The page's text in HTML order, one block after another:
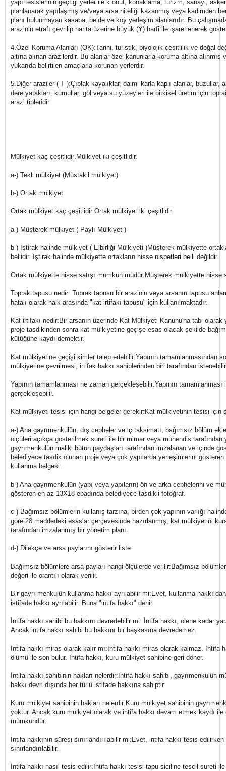
yapı tesislerinin geçtiği yerler ile k onut, konaklama, turizm, sanayi,
planlanarak yapılaşmış ve/veya arsa niteliği kazanmış veya kadimden
planı bulunmayan kasaba, belde ve köy yerleşim alanlarıdır. Bu
arazinin etrafı çevrilip harita üzerine büyük (Y) harfi ile işaretlenerek
4.Özel Koruma Alanları (OK):Tarihi, turistik, biyolojik çeşitlilik ve doğal
altına alınan arazilerdir. Bu alanlar özel kanunlarla koruma altına
yukarıda belirtilen amaçlarla korunan yerlerdir.
5.Diğer araziler ( T ):Çıplak kayalıklar, daimi karla kaplı alanlar, buzullar,
dere yatakları, kumullar, göl veya su yüzeyleri ile bitkisel üretim için
arazi tipleridir
Mülkiyet kaç çeşitlidir:Mülkiyet iki çeşitlidir.
a-) Tekli mülkiyet (Müstakil mülkiyet)
b-) Ortak mülkiyet
Ortak mülkiyet kaç çeşitlidir:Ortak mülkiyet iki çeşitlidir.
a-) Müşterek mülkiyet ( Paylı Mülkiyet )
b-) İştirak halinde mülkiyet ( Elbirliği Mülkiyeti )Müşterek mülkiyette
bellidir. İştirak halinde mülkiyette ortakların hisse nispetleri belli değildir.
Ortak mülkiyette hisse satışı mümkün müdür:Müşterek mülkiyette hisse
Toprak tapusu nedir: Toprak tapusu bir arazinin veya arsanın tapusu
hatalı olarak halk arasında "kat irtifakı tapusu" için kullanılmaktadır.
Kat irtifakı nedir:Bir arsanın üzerinde Kat Mülkiyeti Kanunu'na tabi olarak
proje tasdikinden sonra kat mülkiyetine geçişe esas olacak şekilde
kütüğüne kaydı demektir.
Kat mülkiyetine geçişi kimler talep edebilir:Yapının tamamlanmasından
mülkiyetine çevrilmesi, irtifak hakkı sahiplerinden biri tarafından
Yapının tamamlanması ne zaman gerçekleşebilir:Yapının
gerçekleşebilir.
Kat mülkiyeti tesisi için hangi belgeler gerekir:Kat mülkiyetinin tesisi için
a-) Ana gayrımenkulün, dış cepheler ve iç taksimatı, bağımsız bölüm
ölçüleri açıkça gösterilmek sureti ile bir mimar veya mühendis tarafından
gayrımenkulün maliki bütün paydaşları tarafından imzalanan ve içinde
belediyece tasdik olunan proje veya çok yapılarda yerleşimlerini
kullanma belgesi.
b-) Ana gayrımenkulün (yapı veya yapıların) ön ve arka cephelerini ve
gösteren en az 13X18 ebadında belediyece tasdikli fotoğraf.
c-) Bağımsız bölümlerin kullanış tarzına, birden çok yapının varlığı
göre 28.maddedeki esaslar çerçevesinde hazırlanmış, kat mülkiyetini
tarafından imzalanmış bir yönetim planı.
d-) Dilekçe ve arsa paylarını gösterir liste.
Bağımsız bölümlere arsa payları hangi ölçülerde verilir:Bağımsız
değeri ile orantılı olarak verilir.
Bir gayrı menkulün kullanma hakkı ayrılabilir mi:Evet, kullanma hakkı
istifade hakkı ayrılabilir. Buna "intifa hakkı" denir.
İntifa hakkı sahibi bu hakkını devredebilir mi: İntifa hakkı, ölene kadar
Ancak intifa hakkı sahibi bu hakkını bir başkasına devredemez.
İntifa hakkı miras olarak kalır mı:İntifa hakkı miras olarak kalmaz. İntifa
ölümü ile son bulur. İntifa hakkı, kuru mülkiyet sahibine geri döner.
İntifa hakkı sahibinin hakları nelerdir:İntifa hakkı sahibi, gayrımenkulün
hakkı devri dışında her türlü istifade hakkına sahiptir.
Kuru mülkiyet sahibinin hakları nelerdir:Kuru mülkiyet sahibinin
yoktur. Ancak kuru mülkiyet olarak ve intifa hakkı devam etmek kaydı ile
mümkündür.
İntifa hakkının süresi sınırlandırılabilir mi:Evet, intifa hakkı tesis
sınırlandırılabilir.
İntifa hakkı nasıl tesis edilir:İntifa hakkı tesisi tapu siciline tescil sureti